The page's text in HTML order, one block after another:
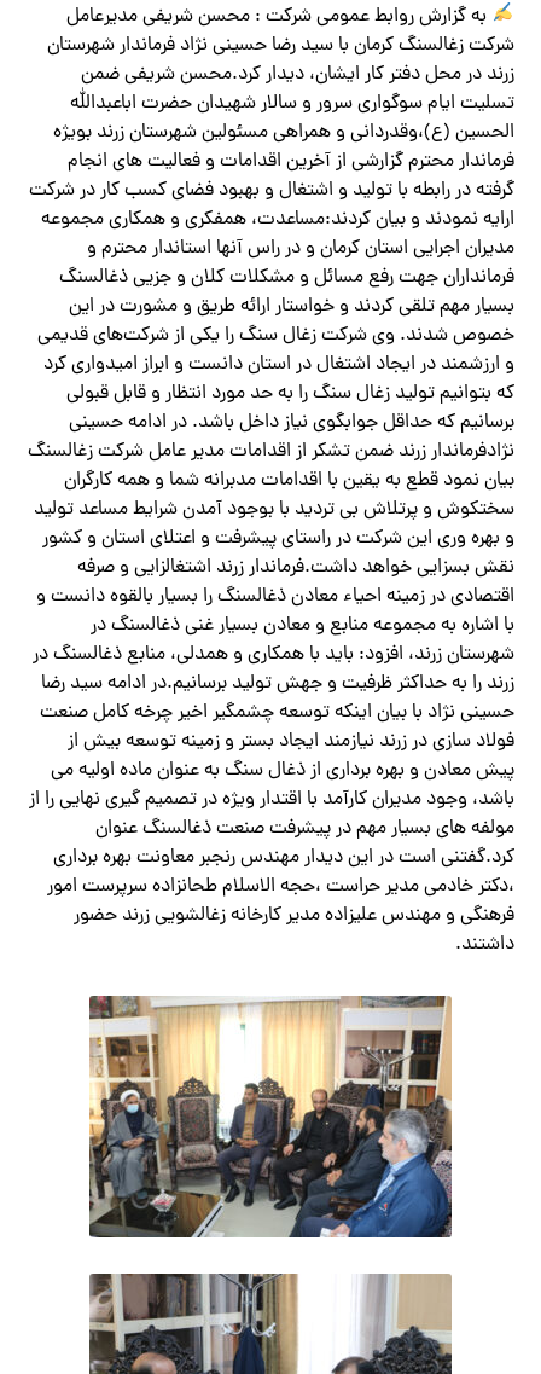
به گزارش روابط عمومی شرکت : محسن شریفی مدیرعامل
شرکت زغالسنگ کرمان با سید رضا حسینی نژاد فرماندار شهرستان
زرند در محل دفتر کار ایشان، دیدار کرد.محسن شریفی ضمن
تسلیت ایام سوگواری سرور و سالار شهیدان حضرت اباعبدالله
الحسین (ع)،وقدردانی و همراهی مسئولین شهرستان زرند بویژه
فرماندار محترم گزارشی از آخرین اقدامات و فعالیت های انجام
گرفته در رابطه با تولید و اشتغال و بهبود فضای کسب کار در شرکت
ارایه نمودند و بیان کردند:مساعدت، همفکری و همکاری مجموعه
مدیران اجرایی استان کرمان و در راس آنها استاندار محترم و
فرمانداران جهت رفع مسائل و مشکلات کلان و جزیی ذغالسنگ
بسیار مهم تلقی کردند و خواستار ارائه طریق و مشورت در این
خصوص شدند. وی شرکت زغال سنگ را یکی از شرکت‌های قدیمی
و ارزشمند در ایجاد اشتغال در استان دانست و ابراز امیدواری کرد
که بتوانیم تولید زغال سنگ را به حد مورد انتظار و قابل قبولی
برسانیم که حداقل جوابگوی نیاز داخل باشد. در ادامه حسینی
نژادفرماندار زرند ضمن تشکر از اقدامات مدیر عامل شرکت زغالسنگ
بیان نمود قطع به یقین با اقدامات مدبرانه شما و همه کارگران
سختکوش و پرتلاش بی تردید با بوجود آمدن شرایط مساعد تولید
و بهره وری این شرکت در راستای پیشرفت و اعتلای استان و کشور
نقش بسزایی خواهد داشت.فرماندار زرند اشتغالزایی و صرفه
اقتصادی در زمینه احیاء معادن ذغالسنگ را بسیار بالقوه دانست و
با اشاره به مجموعه منابع و معادن بسیار غنی ذغالسنگ در
شهرستان زرند، افزود: باید با همکاری و همدلی، منابع ذغالسنگ در
زرند را به حداکثر ظرفیت و جهش تولید برسانیم.در ادامه سید رضا
حسینی نژاد با بیان اینکه توسعه چشمگیر اخیر چرخه کامل صنعت
فولاد سازی در زرند نیازمند ایجاد بستر و زمینه توسعه بیش از
پیش معادن و بهره برداری از ذغال سنگ به عنوان ماده اولیه می
باشد، وجود مدیران کارآمد با اقتدار ویژه در تصمیم گیری نهایی را از
مولفه های بسیار مهم در پیشرفت صنعت ذغالسنگ عنوان
کرد.گفتنی است در این دیدار مهندس رنجبر معاونت بهره برداری
،دکتر خادمی مدیر حراست ،حجه الاسلام طحانزاده سرپرست امور
فرهنگی و مهندس علیزاده مدیر کارخانه زغالشویی زرند حضور
داشتند.